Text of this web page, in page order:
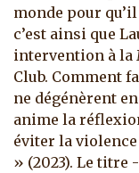
monde pour
c’est ainsi que
intervention à la
Club. Comment
ne dégénèrent
anime la
éviter la
» (2023). Le titre